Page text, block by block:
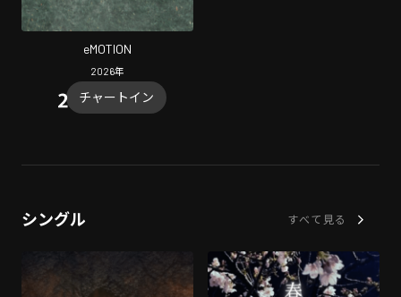
eMOTION
2026年
チャートイン
シングル すべて見る